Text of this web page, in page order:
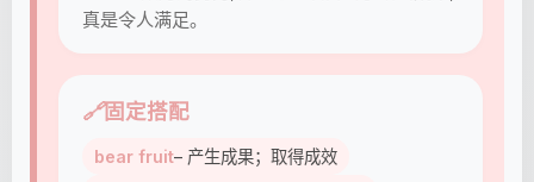
真是令人满足。
🔗固定搭配
bear fruit– 产生成果；取得成效